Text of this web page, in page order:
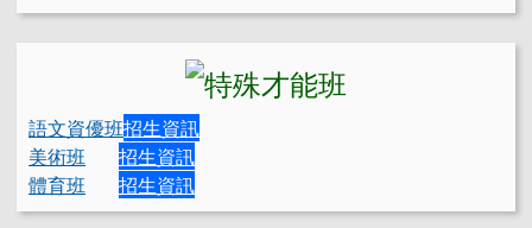
語文資優班招生資訊
美術班
招生資訊
體育班
招生資訊